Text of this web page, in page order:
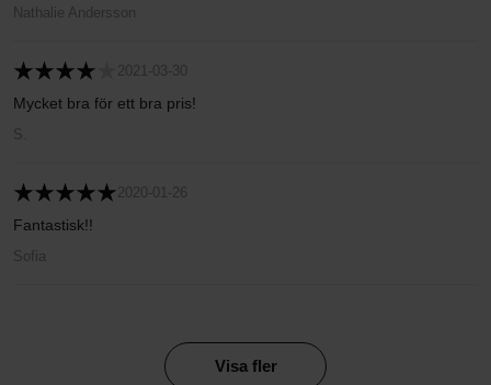
Nathalie Andersson
2021-03-30
Mycket bra för ett bra pris!
S.
2020-01-26
Fantastisk!!
Sofia
Visa fler